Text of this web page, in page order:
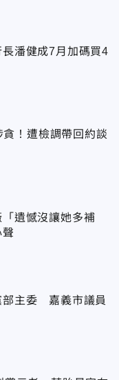
潘健成7月加碼買4
！遭檢調帶回約談
遺憾沒讓她多補
部主委 嘉義市議員